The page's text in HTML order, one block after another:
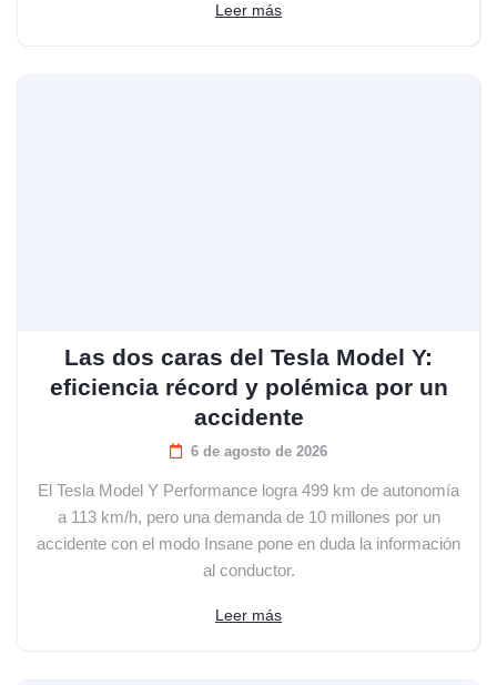
Leer más
Las dos caras del Tesla Model Y:
eficiencia récord y polémica por un
accidente
6 de agosto de 2026
El Tesla Model Y Performance logra 499 km de autonomía
a 113 km/h, pero una demanda de 10 millones por un
accidente con el modo Insane pone en duda la información
al conductor.
Leer más